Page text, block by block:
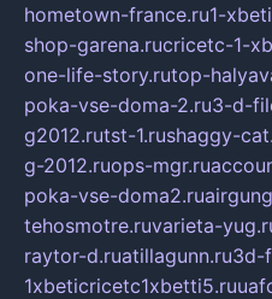
hometown-france.ru1-
shop-garena.rucricetc-1-
one-life-story.rutop-
poka-vse-doma-2.ru3-d-
g2012.rutst-1.rushaggy-
g-2012.ruops-mgr.ru
poka-vse-doma2.ru
tehosmotre.ruvarieta-
raytor-d.ruatillagunn.ru3d-
1xbeticricetc1xbetti5.ru